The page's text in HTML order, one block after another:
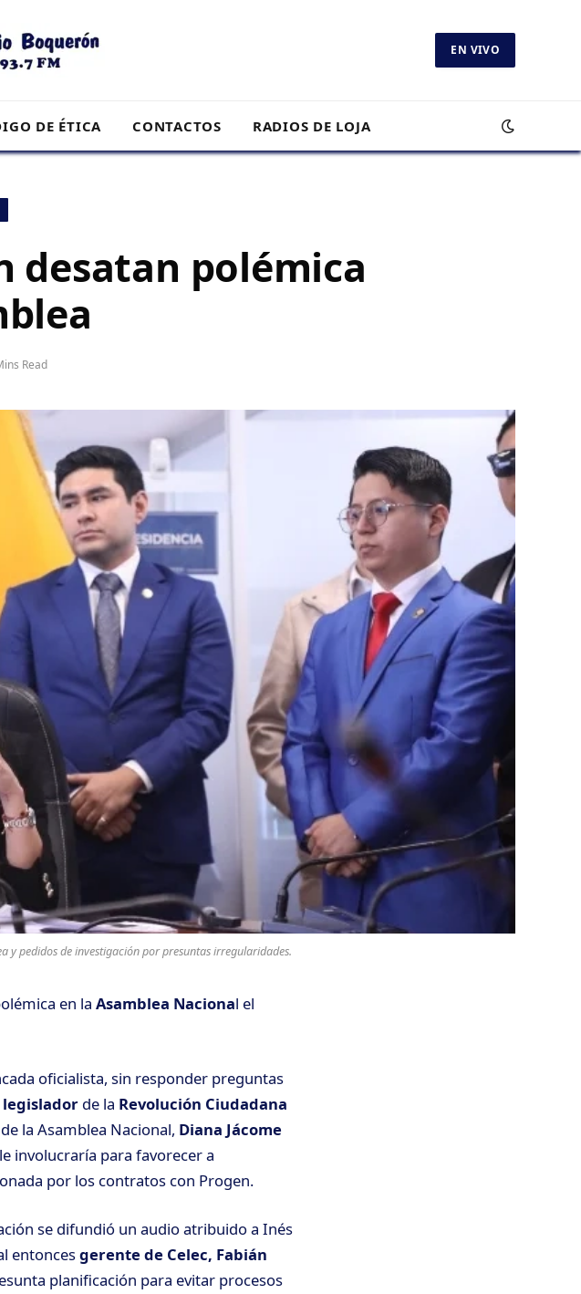
EN VIVO
DE ÉTICA CONTACTOS RADIOS DE LOJA
desatan polémica
Read
y pedidos de investigación por presuntas irregularidades.
en la Asamblea Nacional el
oficialista, sin responder preguntas
de la Revolución Ciudadana
la Asamblea Nacional, Diana Jácome
involucraría para favorecer a
por los contratos con Progen.
se difundió un audio atribuido a Inés
entoncesgerente de Celec, Fabián
planificación para evitar procesos